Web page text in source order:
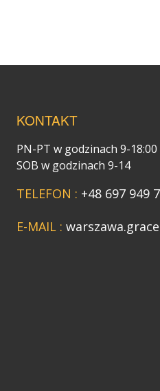
KONTAKT
PN-PT w godzinach 9-18:00
SOB w godzinach 9-14
TELEFON : +48 697 949
E-MAIL :